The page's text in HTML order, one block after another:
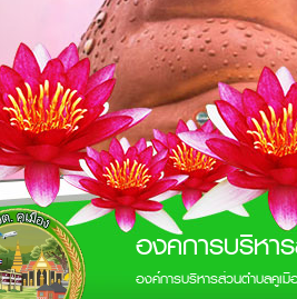
องค์การบริหา
องค์การบริหารส่วนตำบลคูเ